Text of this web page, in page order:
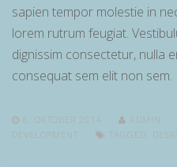
sapien tempor molestie in
lorem rutrum feugiat.
dignissim consectetur, nulla
consequat sem elit non sem.
6. OKTOBER 2014 ADMIN
DEVELOPMENT
TAGGED: